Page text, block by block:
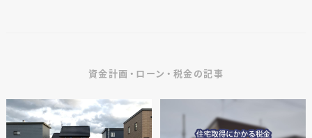
資金計画・ローン・税金の記事